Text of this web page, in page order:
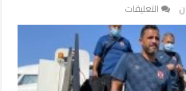
التعليقات
بعثة
النادي
الأهلي
بطل